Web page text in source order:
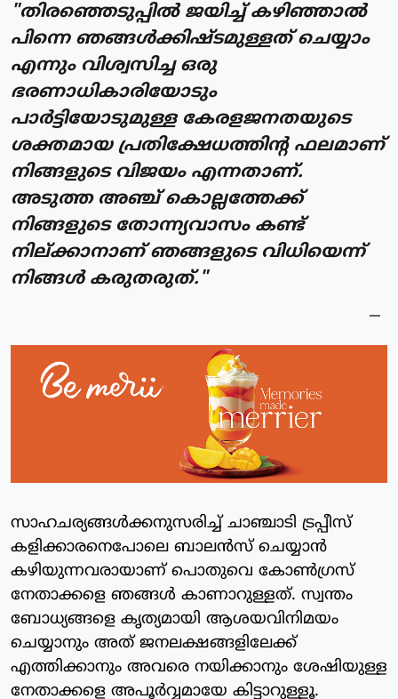
"തിരഞ്ഞെടുപ്പില്‍ ജയിച്ച് കഴിഞ്ഞാല്‍
പിന്നെ ഞങ്ങള്‍ക്കിഷ്ടമുള്ളത് ചെയ്യാം
എന്നും വിശ്വസിച്ച ഒരു
ഭരണാധികാരിയോടും
പാര്‍ട്ടിയോടുമുള്ള കേരളജനതയുടെ
ശക്തമായ പ്രതിക്ഷേധത്തിന്റ ഫലമാണ്
നിങ്ങളുടെ വിജയം എന്നതാണ്.
അടുത്ത അഞ്ച് കൊല്ലത്തേക്ക്
നിങ്ങളുടെ തോന്ന്യവാസം കണ്ട്
നില്ക്കാനാണ് ഞങ്ങളുടെ വിധിയെന്ന്
നിങ്ങള്‍ കരുതരുത്."
സാഹചര്യങ്ങള്‍ക്കനുസരിച്ച് ചാഞ്ചാടി ട്രപ്പീസ്
കളിക്കാരനെപോലെ ബാലന്‍സ് ചെയ്യാന്‍
കഴിയുന്നവരായാണ് പൊതുവെ കോൺഗ്രസ്
നേതാക്കളെ ഞങ്ങള്‍ കാണാറുള്ളത്. സ്വന്തം
ബോധ്യങ്ങളെ കൃത്യമായി ആശയവിനിമയം
ചെയ്യാനും അത് ജനലക്ഷങ്ങളിലേക്ക്
എത്തിക്കാനും അവരെ നയിക്കാനും ശേഷിയുള്ള
നേതാക്കളെ അപൂര്‍വ്വമായേ കിട്ടാറുള്ളൂ.